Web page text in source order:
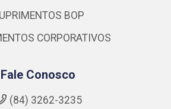
BOP
CORPORATIVOS
Fale Conosco
(84) 3262-3235